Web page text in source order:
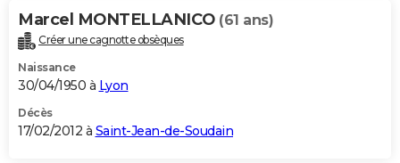
Marcel MONTELLANICO (61 ans)
Créer une cagnotte obsèques
Naissance
30/04/1950 à Lyon
Décès
17/02/2012 à Saint-Jean-de-Soudain